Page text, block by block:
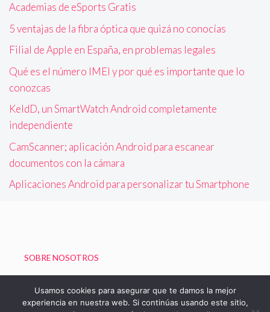
Academias de eSports Gratis
5 ventajas de la fibra óptica que quizá no conocías
Filial de Apple en España, en problemas legales
Qué es el número IMEI y por qué es importante que lo
conozcas
KeldD, un SmartWatch Android completamente
independiente
CamScanner; aplicación Android para escanear
documentos con la cámara
Aplicaciones Android para personalizar tu Smartphone
SOBRE NOSOTROS
Usamos cookies para asegurar que te damos la mejor
experiencia en nuestra web. Si continúas usando este sitio,